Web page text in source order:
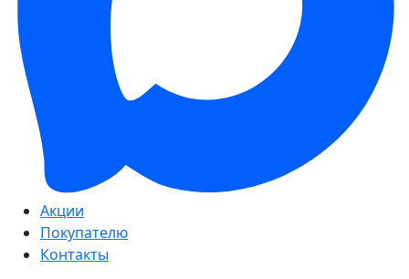
Акции
Покупателю
Контакты